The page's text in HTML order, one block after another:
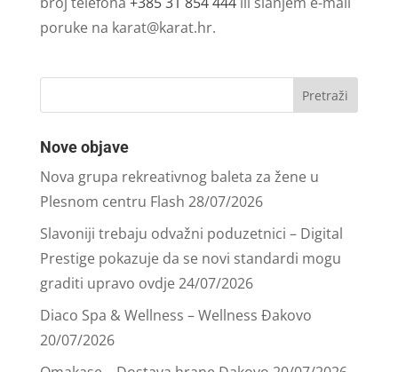
poruke na karat@karat.hr.
Nove objave
Nova grupa rekreativnog baleta za žene u
Plesnom centru Flash 28/07/2026
Slavoniji trebaju odvažni poduzetnici – Digital
Prestige pokazuje da se novi standardi mogu
graditi upravo ovdje24/07/2026
Diaco Spa & Wellness – Wellness Đakovo
20/07/2026